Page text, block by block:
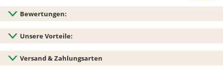
Bewertungen:
Unsere Vorteile:
Versand & Zahlungsarten